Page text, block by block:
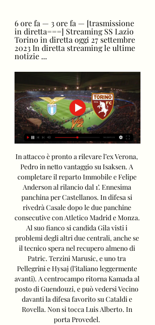
6 ore fa — 3 ore fa — [trasmissione
in diretta===] Streaming SS Lazio
Torino in diretta oggi 27 settembre
2023 In diretta streaming le ultime
notizie ...
In attacco è pronto a rilevare l’ex Verona,
Pedro in netto vantaggio su Isaksen. A
completare il reparto Immobile e Felipe
Anderson al rilancio dal 1’. Ennesima
panchina per Castellanos. In difesa si
rivedrà Casale dopo le due panchine
consecutive con Atletico Madrid e Monza.
Al suo fianco si candida Gila visti i
problemi degli altri due centrali, anche se
il tecnico spera nel recupero almeno di
Patric. Terzini Marusic, e uno tra
Pellegrini e Hysaj (l’italiano leggermente
avanti). A centrocampo ritorna Kamada al
posto di Guendouzi, e può vedersi Vecino
davanti la difesa favorito su Cataldi e
Rovella. Non si tocca Luis Alberto. In
porta Provedel.